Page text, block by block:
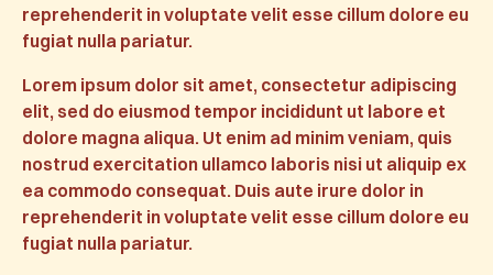
reprehenderit in voluptate velit esse cillum dolore eu
fugiat nulla pariatur.
Lorem ipsum dolor sit amet, consectetur adipiscing
elit, sed do eiusmod tempor incididunt ut labore et
dolore magna aliqua. Ut enim ad minim veniam, quis
nostrud exercitation ullamco laboris nisi ut aliquip ex
ea commodo consequat. Duis aute irure dolor in
reprehenderit in voluptate velit esse cillum dolore eu
fugiat nulla pariatur.